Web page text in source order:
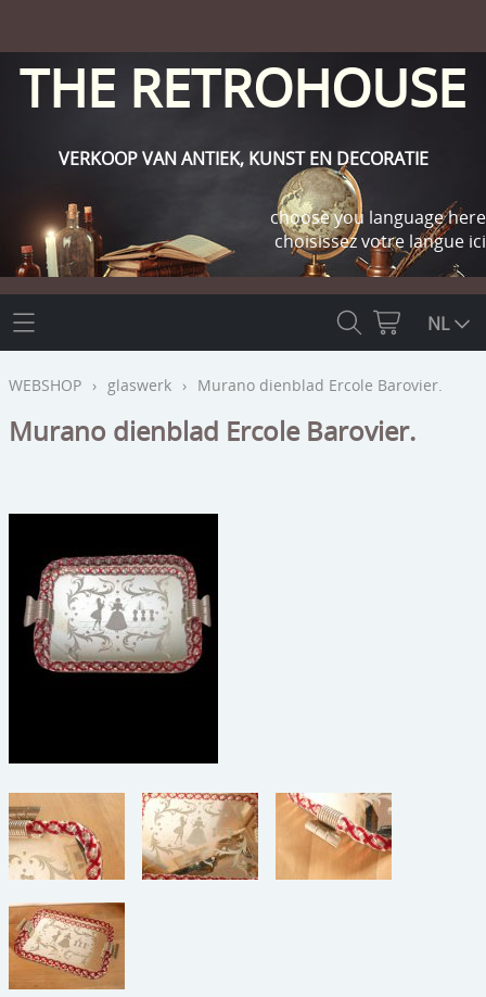
THE RETROHOUSE
VERKOOP VAN ANTIEK, KUNST EN DECORATIE
choose you language here
choisissez votre langue ici
THE RETROHOUSE
WEBSHOP
OUTLET
beelden
meubels
reclamevoorwerpen/merken
curiosa
medailles/munten/bankbiljetten
ets/tekening/litho/gravure
glaswerk
lamp/luchter
speelgoed
INFO
NL
WEBSHOP › glaswerk › Murano dienblad Ercole Barovier.
Murano dienblad Ercole Barovier.